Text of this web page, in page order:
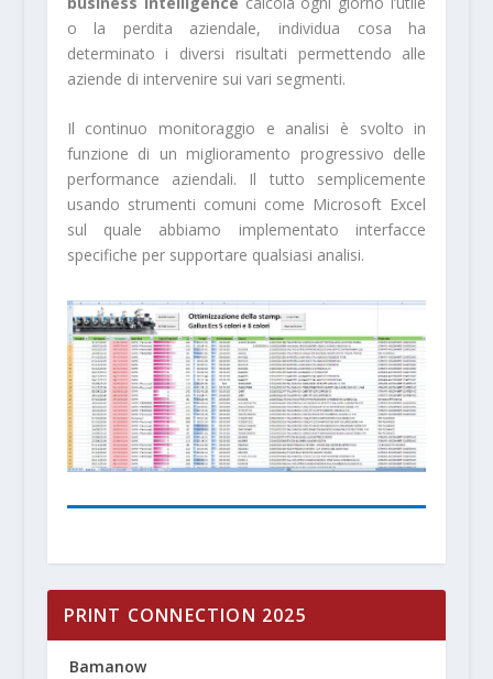
o la perdita aziendale, individua cosa ha
determinato i diversi risultati permettendo alle
aziende di intervenire sui vari segmenti.
Il continuo monitoraggio e analisi è svolto in
funzione di un miglioramento progressivo del­le
performance aziendali. Il tutto semplicemen­te
usando strumenti comuni come Microsoft Excel
sul quale abbiamo implementato interfac­ce
specifiche per supportare qualsiasi analisi.
PRINT CONNECTION 2025
Bamanow